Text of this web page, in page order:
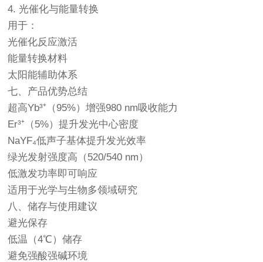
4. 光催化与能量转换
用于：
光催化反应激活
能量转换材料
太阳能辅助体系
七、产品优势总结
超高Yb³⁺（95%）增强980 nm吸收能力
Er³⁺（5%）提升发光中心密度
NaYF₄低声子基体提升发光效率
绿光发射强度高（520/540 nm）
低激发功率即可响应
适用于光学与生物多领域研究
八、储存与使用建议
避光保存
低温（4℃）储存
避免强酸强碱环境